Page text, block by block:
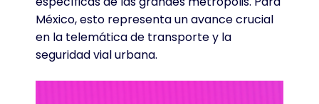
México, esto representa un avance crucial
en la telemática de transporte y la
seguridad vial urbana.